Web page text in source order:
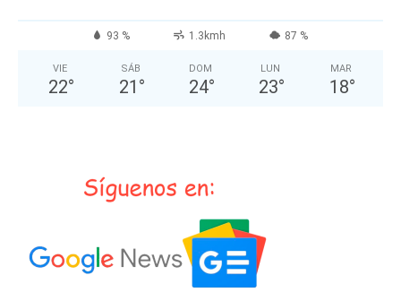
93 % 1.3kmh 87 %
VIE
22°
SÁB
21 °
DOM
24°
LUN
23°
MAR
18°